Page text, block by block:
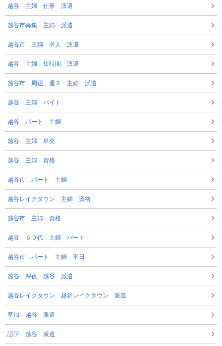
越谷 主婦 仕事 派遣
越谷市募集 主婦 派遣
越谷市 主婦 求人 派遣
越谷 主婦 短時間 派遣
越谷市 周辺 週２ 主婦 派遣
越谷 主婦 バイト
越谷 パート 主婦
越谷 主婦 単発
越谷 主婦 資格
越谷市 パート 主婦
越谷レイクタウン 主婦 資格
越谷市 主婦 資格
越谷 ５０代 主婦 パート
越谷市 パート 主婦 平日
越谷 深夜 越谷 派遣
越谷レイクタウン 越谷レイクタウン 派遣
草加 越谷 派遣
語学 越谷 派遣